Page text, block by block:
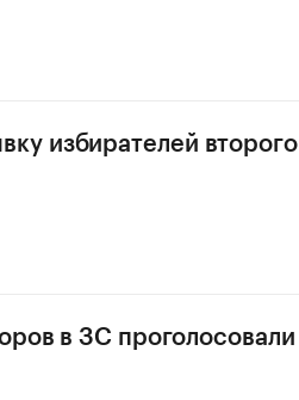
избирателей
в ЗС проголосовали